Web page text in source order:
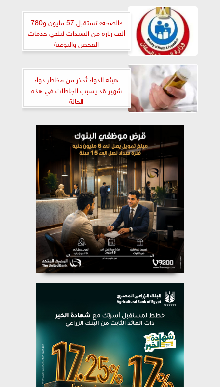
«الصحة» تستقبل 57 مليون و780
ألف زيارة من السيدات لتلقي خدمات
الفحص والتوعية
هيئة الدواء تُحذر من مخاطر دواء
شهير قد يسبب الجلطات في هذه
الحالة